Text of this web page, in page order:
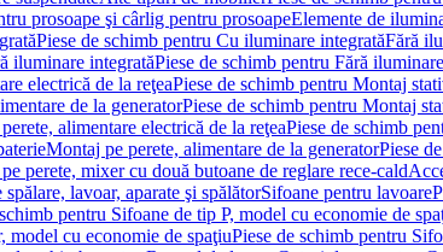
prosoape şi cârlig pentru prosoapeElemente de
Piese de schimb pentru Cu iluminare integratăFără
iluminare integratăPiese de schimb pentru Fără
electrică de la reţeaPiese de schimb pentru Montaj
de la generatorPiese de schimb pentru Montaj
alimentare electrică de la reţeaPiese de schimb
Montaj pe perete, alimentare de la generatorPiese
perete, mixer cu două butoane de reglare rece-cald
lavoar, aparate şi spălătorSifoane pentru lavoare
pentru Sifoane de tip P, model cu economie de
model cu economie de spaţiuPiese de schimb pentru